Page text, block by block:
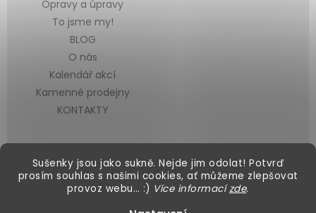
Sušenky jsou jako sukně. Nejde jim odolat! Potvrď
prosím souhlas s našimi cookies, ať můžeme zlepšovat
provoz webu… :) Více informacízde.
Opravy a úpravy
To jsme my!
BLOG
O nás
Kalendář akcí
Kamenné prodejny
KONTAKTY
Vytvořil Shoptet &